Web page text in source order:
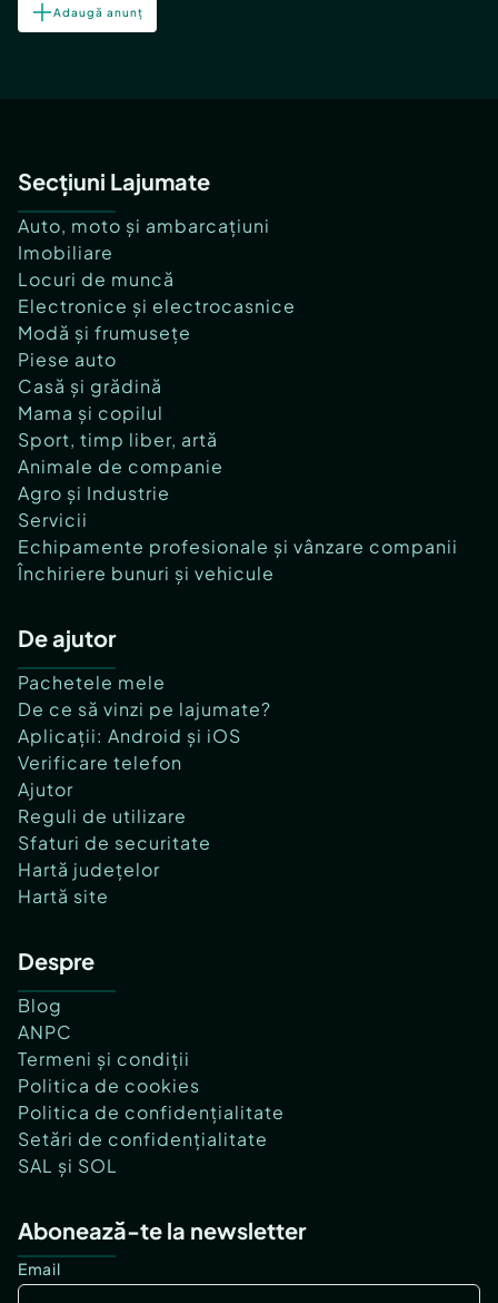
Adaugă anunț
Secțiuni Lajumate
Auto, moto și ambarcațiuni
Imobiliare
Locuri de muncă
Electronice și electrocasnice
Modă și frumusețe
Piese auto
Casă și grădină
Mama și copilul
Sport, timp liber, artă
Animale de companie
Agro și Industrie
Servicii
Echipamente profesionale și vânzare companii
Închiriere bunuri și vehicule
De ajutor
Pachetele mele
De ce să vinzi pe lajumate?
Aplicații: Android și iOS
Verificare telefon
Ajutor
Reguli de utilizare
Sfaturi de securitate
Hartă județelor
Hartă site
Despre
Blog
ANPC
Termeni și condiții
Politica de cookies
Politica de confidențialitate
Setări de confidențialitate
SAL și SOL
Abonează-te la newsletter
Email